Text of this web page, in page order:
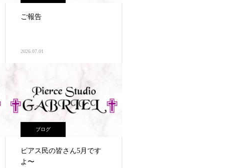
ご報告
2026.07.01
ブログ
ピアス民の皆さん5月です
よ〜